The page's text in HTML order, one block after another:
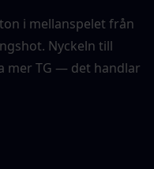
i mellanspelet från
Nyckeln till
mer TG — det handlar